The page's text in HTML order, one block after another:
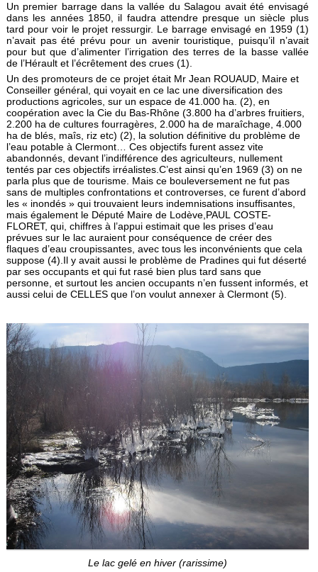
Un premier barrage dans la vallée du Salagou avait été envisagé
dans les années 1850, il faudra attendre presque un siècle plus
tard pour voir le projet ressurgir. Le barrage envisagé en 1959 (1)
n’avait pas été prévu pour un avenir touristique, puisqu’il n’avait
pour but que d’alimenter l’irrigation des terres de la basse vallée
de l’Hérault et l’écrêtement des crues (1).
Un des promoteurs de ce projet était Mr Jean ROUAUD, Maire et
Conseiller général, qui voyait en ce lac une diversification des
productions agricoles, sur un espace de 41.000 ha. (2), en
coopéra­tion avec la Cie du Bas-Rhône (3.800 ha d’arbres fruitiers,
2.200 ha de cultures fourragères, 2.000 ha de maraîchage, 4.000
ha de blés, maîs, riz etc) (2), la solution définitive du problème de
l’eau potable à Clermont… Ces objectifs furent assez vite
abandonnés, devant l’indifférence des agriculteurs, nullement
tentés par ces objectifs irréalistes.C’est ainsi qu’en 1969 (3) on ne
parla plus que de tourisme. Mais ce bouleversement ne fut pas
sans de multiples confrontations et controverses, ce furent d’abord
les « inondés » qui trouvaient leurs indemnisations insuffisantes,
mais également le Député Maire de Lodève,PAUL COSTE-
FLORET, qui, chiffres à l’appui estimait que les prises d’eau
prévues sur le lac auraient pour conséquence de créer des
flaques d’eau croupissantes, avec tous les inconvénients que cela
suppose (4).Il y avait aussi le problème de Pradines qui fut déserté
par ses occupants et qui fut rasé bien plus tard sans que
personne, et surtout les ancien occupants n’en fussent informés, et
aussi celui de CELLES que l’on voulut annexer à Clermont (5).
Le lac gelé en hiver (rarissime)